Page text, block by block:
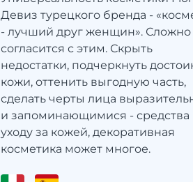
Девиз турецкого бренда -
- лучший друг женщин». Сложно
согласится с этим. Скрыть
недостатки, подчеркнуть
кожи, оттенить выгодную часть,
сделать черты лица
и запоминающимися - средства
уходу за кожей, декоративная
косметика может многое.